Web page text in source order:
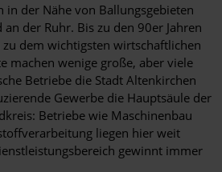
in der Nähe von Ballungsgebieten
der Ruhr. Bis zu den 90er Jahren
dem wichtigsten wirtschaftlichen
machen wenige große, aber viele
Betriebe die Stadt Altenkirchen
Gewerbe die Hauptsäule der
Betriebe wie Maschinenbau
liegen hier weit
gewinnt immer